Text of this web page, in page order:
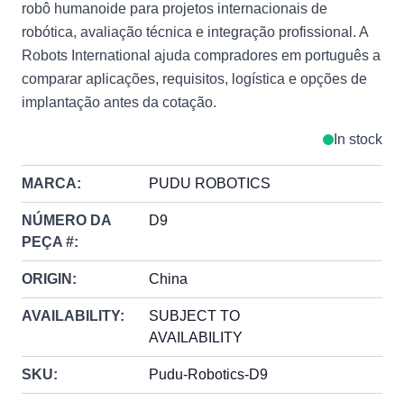
robô humanoide para projetos internacionais de
robótica, avaliação técnica e integração profissional. A
Robots International ajuda compradores em português a
comparar aplicações, requisitos, logística e opções de
implantação antes da cotação.
In stock
MARCA: PUDU ROBOTICS
NÚMERO DA
PEÇA #:
D9
ORIGIN: China
AVAILABILITY:
SUBJECT TO
AVAILABILITY
SKU: Pudu-Robotics-D9